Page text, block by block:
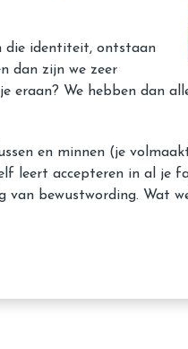
die identiteit, ontstaan
dan zijn we zeer
eraan? We hebben dan
en minnen (je
leert accepteren in al je
van bewustwording. Wat